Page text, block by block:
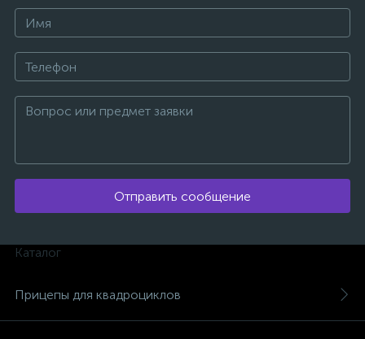
Отправить сообщение
Каталог
Прицепы для квадроциклов